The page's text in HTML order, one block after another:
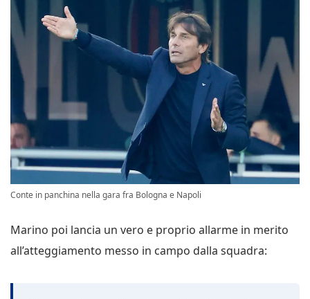
Conte in panchina nella gara fra Bologna e Napoli
Marino poi lancia un vero e proprio allarme in merito
all’atteggiamento messo in campo dalla squadra: